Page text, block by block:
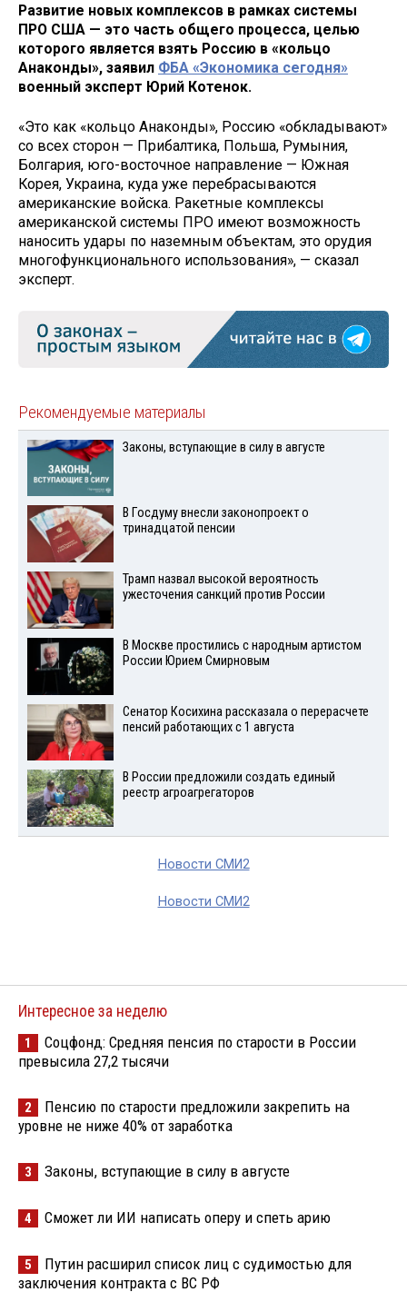
Развитие новых комплексов в рамках системы
ПРО США — это часть общего процесса, целью
которого является взять Россию в «кольцо
Анаконды», заявил ФБА «Экономика сегодня»
военный эксперт Юрий Котенок.
«Это как «кольцо Анаконды», Россию «обкладывают»
со всех сторон — Прибалтика, Польша, Румыния,
Болгария, юго-восточное направление — Южная
Корея, Украина, куда уже перебрасываются
американские войска. Ракетные комплексы
американской системы ПРО имеют возможность
наносить удары по наземным объектам, это орудия
многофункционального использования», — сказал
эксперт.
Рекомендуемые материалы
Законы, вступающие в силу в августе
В Госдуму внесли законопроект о
тринадцатой пенсии
Трамп назвал высокой вероятность
ужесточения санкций против России
В Москве простились с народным артистом
России Юрием Смирновым
Сенатор Косихина рассказала о перерасчете
пенсий работающих с 1 августа
В России предложили создать единый
реестр агроагрегаторов
Новости СМИ2
Новости СМИ2
Интересное за неделю
1
Соцфонд: Средняя пенсия по старости в России
превысила 27,2 тысячи
2
Пенсию по старости предложили закрепить на
уровне не ниже 40% от заработка
3 Законы, вступающие в силу в августе
4 Сможет ли ИИ написать оперу и спеть арию
5
Путин расширил список лиц с судимостью для
заключения контракта с ВС РФ